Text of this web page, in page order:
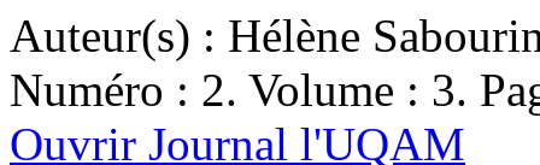
Auteur(s) : Hélène
Numéro : 2. Volume : 3.
Ouvrir Journal l'UQAM